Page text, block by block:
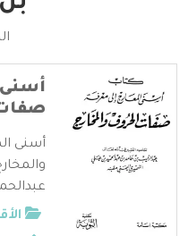
أسنى
أسنى